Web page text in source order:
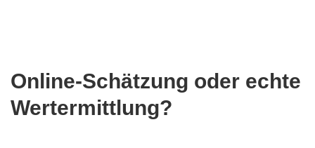
Online-Schätzung oder echte
Wertermittlung?